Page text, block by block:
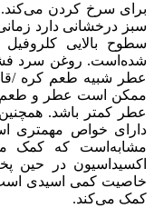
برای سرخ کردن
سبز درخشانی دارد
سطوح بالایی
شده‌است. روغن سرد
عطر شبیه طعم کره /
ممکن است عطر و
عطر کمتر باشد.
دارای خواص مهمتری
مشابه‌است که کمک
اکسیداسیون در حین
خاصیت کمی اسیدی
کمک می‌کند.